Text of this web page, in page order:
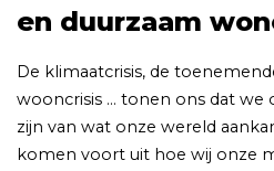
en duurzaam
De klimaatcrisis, de
wooncrisis … tonen ons dat
zijn van wat onze wereld
komen voort uit hoe wij onze